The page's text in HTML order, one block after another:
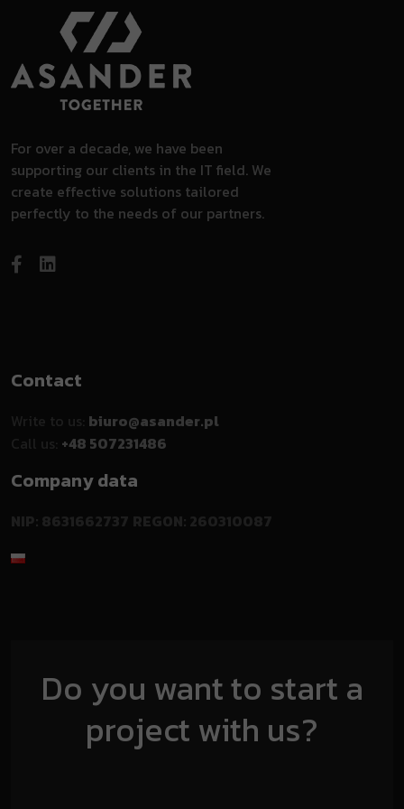
For over a decade, we have been
supporting our clients in the IT field. We
create effective solutions tailored
perfectly to the needs of our partners.
Contact
Write to us:
biuro@asander.pl
Call us:
+48 507231486
Company data
NIP: 8631662737 REGON: 260310087
Do you want to start a
project with us?